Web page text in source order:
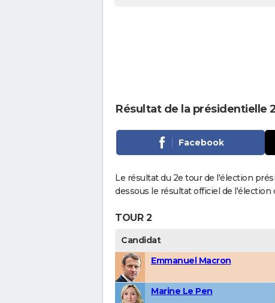
Résultat de la présidentielle
Facebook
Le résultat du 2e tour de l'élection
dessous le résultat officiel de
TOUR 2
Candidat
Emmanuel Macron
Marine Le Pen